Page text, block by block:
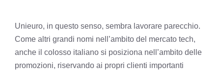
Unieuro, in questo senso, sembra lavorare parecchio.
Come altri grandi nomi nell’ambito del mercato tech,
anche il colosso italiano si posiziona nell’ambito delle
promozioni, riservando ai propri clienti importanti